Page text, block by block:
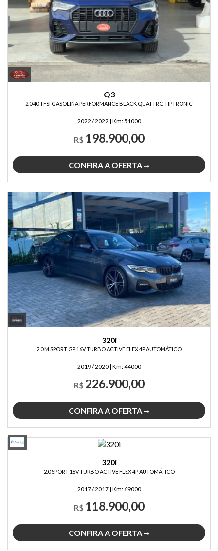
Q3
2.0 40 TFSI GASOLINA PERFORMANCE BLACK QUATTRO TIPTRONIC
2022 / 2022 | Km:51000
R$ 198.900,00
CONFIRA A OFERTA
320i
2.0 M SPORT GP 16V TURBO ACTIVE FLEX 4P AUTOMÁTICO
2019 / 2020 | Km:44000
R$ 226.900,00
CONFIRA A OFERTA
320i
2.0 SPORT 16V TURBO ACTIVE FLEX 4P AUTOMÁTICO
2017 / 2017 | Km: 69000
R$ 118.900,00
CONFIRA A OFERTA